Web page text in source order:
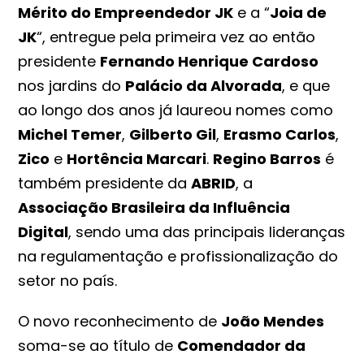
Mérito do Empreendedor JK e a “Joia de
JK“, entregue pela primeira vez ao então
presidente Fernando Henrique Cardoso
nos jardins do Palácio da Alvorada, e que
ao longo dos anos já laureou nomes como
Michel Temer, Gilberto Gil, Erasmo Carlos,
Zico e Hortência Marcari. Regino Barros é
também presidente daABRID, a
Associação Brasileira da Influência
Digital, sendo uma das principais lideranças
na regulamentação e profissionalização do
setor no país.
O novo reconhecimento de João Mendes
soma-se ao título de Comendador da